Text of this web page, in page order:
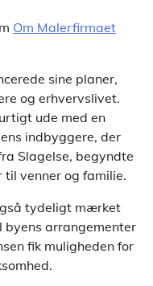
Om Malerfirmaet
sine planer,
og erhvervslivet.
ude med en
indbyggere, der
Slagelse, begyndte
venner og familie.
tydeligt mærket
byens arrangementer
fik muligheden for